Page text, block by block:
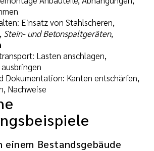
Einsatz von Stahlscheren,
Stein- und Betonspaltgeräten,
Lasten anschlagen,
Dokumentation: Kanten entschärfen,
Nachweise
Bestandsgebäude